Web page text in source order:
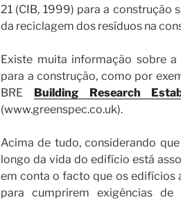
21 (CIB, 1999) para a construção
da reciclagem dos resíduos na
Existe muita informação sobre
para a construção, como por
BRE Building Research
(www.greenspec.co.uk).
Acima de tudo, considerando
longo da vida do edifício está
em conta o facto que os edifícios
para cumprirem exigências